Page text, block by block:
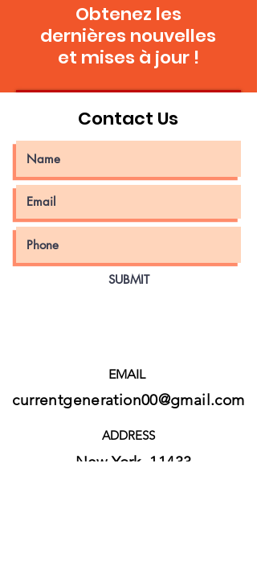
Obtenez les
dernières nouvelles
et mises à jour !
Contact Us
SUBMIT
EMAIL
currentgeneration00@gmail.com
ADDRESS
New York 11433